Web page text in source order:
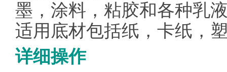
墨，涂料，粘胶和各种乳
适用底材包括纸，卡纸，
详细操作